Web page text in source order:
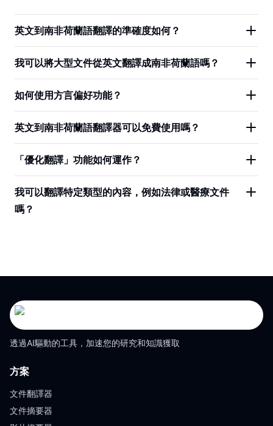
英文到南非荷蘭語翻譯的準確度如何？
我可以將大型文件從英文翻譯成南非荷蘭語嗎？
如何使用方言偏好功能？
英文到南非荷蘭語翻譯器可以免費使用嗎？
「優化翻譯」功能如何運作？
我可以翻譯特定類型的內容，例如法律或醫療文件
嗎？
透過AI驅動的工具，加速您的研究和知識獲取
方案
文件翻譯器
文件摘要器